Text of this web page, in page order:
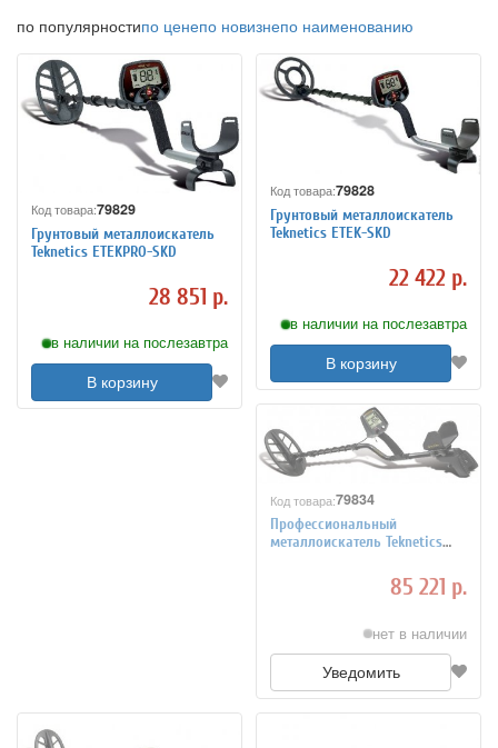
по популярностипо ценепо новизнепо наименованию
Код товара:79829
Грунтовый металлоискатель
Teknetics ETEKPRO-SKD
28 851 р.
в наличии на послезавтра
В корзину
Код товара:79828
Грунтовый металлоискатель
Teknetics ETEK-SKD
22 422 р.
в наличии на послезавтра
В корзину
Код товара:79834
Профессиональный
металлоискатель Teknetics
85 221 р.
нет в наличии
Уведомить